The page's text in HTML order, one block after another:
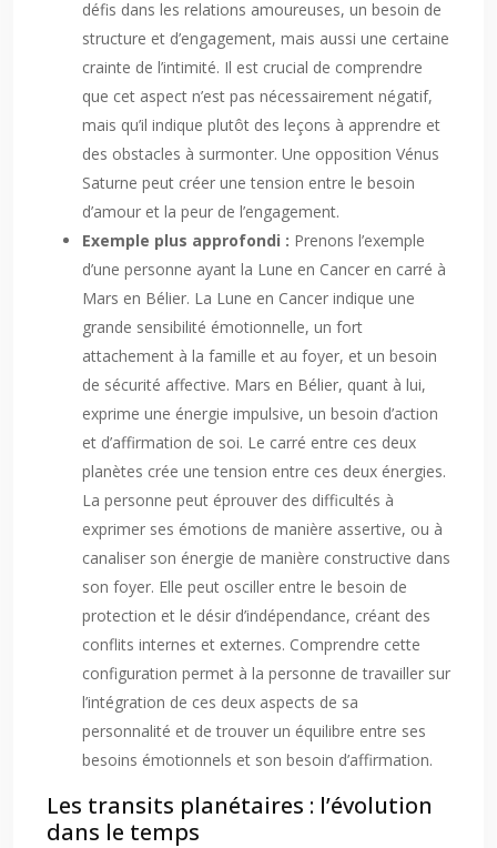
défis dans les relations amoureuses, un besoin de
structure et d’engagement, mais aussi une certaine
crainte de l’intimité. Il est crucial de comprendre
que cet aspect n’est pas nécessairement négatif,
mais qu’il indique plutôt des leçons à apprendre et
des obstacles à surmonter. Une opposition Vénus
Saturne peut créer une tension entre le besoin
d’amour et la peur de l’engagement.
Exemple plus approfondi : Prenons l’exemple
d’une personne ayant la Lune en Cancer en carré à
Mars en Bélier. La Lune en Cancer indique une
grande sensibilité émotionnelle, un fort
attachement à la famille et au foyer, et un besoin
de sécurité affective. Mars en Bélier, quant à lui,
exprime une énergie impulsive, un besoin d’action
et d’affirmation de soi. Le carré entre ces deux
planètes crée une tension entre ces deux énergies.
La personne peut éprouver des difficultés à
exprimer ses émotions de manière assertive, ou à
canaliser son énergie de manière constructive dans
son foyer. Elle peut osciller entre le besoin de
protection et le désir d’indépendance, créant des
conflits internes et externes. Comprendre cette
configuration permet à la personne de travailler sur
l’intégration de ces deux aspects de sa
personnalité et de trouver un équilibre entre ses
besoins émotionnels et son besoin d’affirmation.
Les transits planétaires : l’évolution
dans le temps